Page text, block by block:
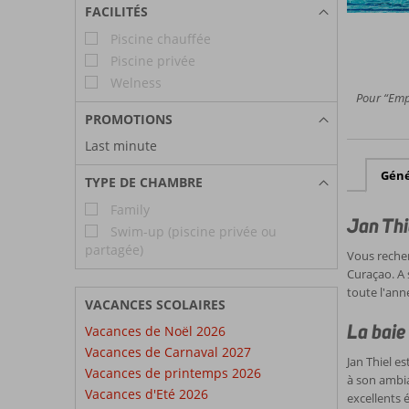
FACILITÉS
Piscine chauffée
Piscine privée
Welness
PROMOTIONS
Last minute
TYPE DE CHAMBRE
Family
Swim-up (piscine privée ou
partagée)
VACANCES SCOLAIRES
Vacances de Noël 2026
Vacances de Carnaval 2027
Vacances de printemps 2026
Vacances d'Eté 2026
Pour
Jan
Vous
Curaçao.
toute
La
Jan Thiel
à son
excellents